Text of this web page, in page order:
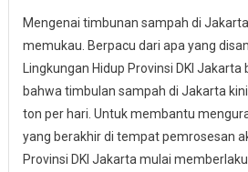
Mengenai timbunan sampah di
memukau. Berpacu dari apa yang
Lingkungan Hidup Provinsi DKI
bahwa timbulan sampah di Jakarta
ton per hari. Untuk membantu
yang berakhir di tempat pemrosesan
Provinsi DKI Jakarta mulai